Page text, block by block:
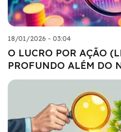
18/01/2026 - 03:04
O LUCRO POR AÇÃO
PROFUNDO ALÉM DO